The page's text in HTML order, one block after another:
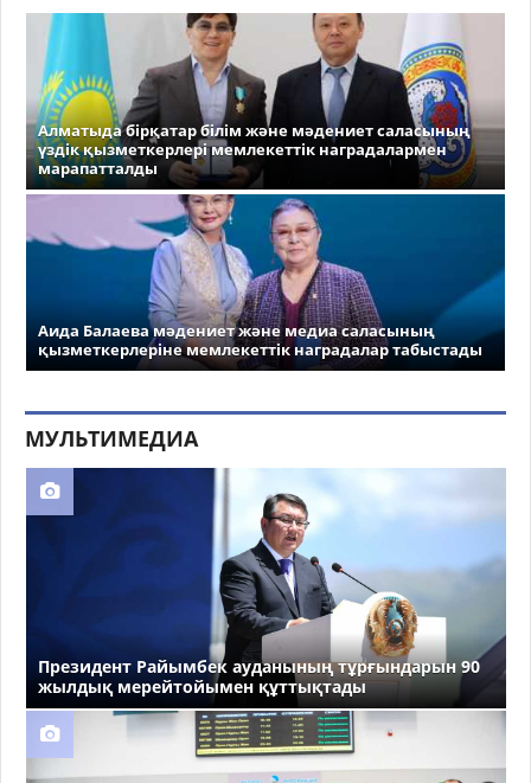
Алматыда бірқатар білім және мәдениет саласының
үздік қызметкерлері мемлекеттік наградалармен
марапатталды
Аида Балаева мәдениет және медиа саласының
қызметкерлеріне мемлекеттік наградалар табыстады
МУЛЬТИМЕДИА
Президент Райымбек ауданының тұрғындарын 90
жылдық мерейтойымен құттықтады